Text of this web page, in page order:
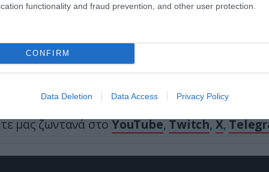
functionality and fraud prevention, and other user protection.
CONFIRM
Data Deletion Data Access Privacy Policy
Ακολουθήστε το pronews.grστο Google News και
ΝΙΚΟΣ ΧΑΡΔΑΛΙΑΣ
μας ζωντανά στοYouTube,Twitch,X,